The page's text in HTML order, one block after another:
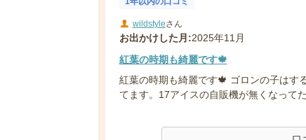
wildstyleさん
お出かけした月:2025年11月
紅葉の時期も綺麗です🍁
紅葉の時期も綺麗です🍁 ゴロンの子はす
てます。17アイスの自販機が無くなって